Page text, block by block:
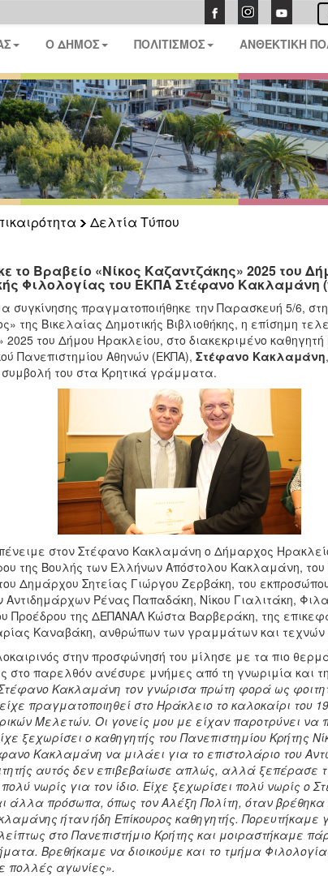
Ο ΔΗΜΟΣ ΠΟΛΙΤΙΣΜΟΣ ΑΝΘΕΚΤΙΚΗ
Δελτία Τύπου
το Βραβείο «Νίκος Καζαντζάκης» 2025 του
Φιλολογίας του ΕΚΠΑ Στέφανο Κακλαμάνη
συγκίνησης πραγματοποιήθηκε την Παρασκευή 5/6,
της Βικελαίας Δημοτικής Βιβλιοθήκης, η επίσημη
2025 του Δήμου Ηρακλείου, στο διακεκριμένο
Πανεπιστημίου Αθηνών (ΕΚΠΑ), Στέφανο Κακλαμάνη
του στα Κρητικά γράμματα.
στον Στέφανο Κακλαμάνη ο Δήμαρχος
της Βουλής των Ελλήνων Απόστολου Κακλαμάνη,
Δημάρχου Σητείας Γιώργου Ζερβάκη, του
Αντιδημάρχων Ρένας Παπαδάκη, Νίκου Γιαλιτάκη,
Προέδρου της ΔΕΠΑΝΑΛ Κώστα Βαρβεράκη, της
Καναβάκη, ανθρώπων των γραμμάτων και τεχνών
στην προσφώνησή του μίλησε με τα πιο
στο παρελθόν ανέσυρε μνήμες από τη γνωριμία και
Κακλαμάνη τον γνώρισα πρώτη φορά ως
πραγματοποιηθεί στο Ηράκλειο το καλοκαίρι
Μελετών. Οι γονείς μου με είχαν παροτρύνει
ξεχωρίσει ο καθηγητής του Πανεπιστημίου Κρήτης
Κακλαμάνη να μιλάει για το επιστολάριο του
αυτός δεν επιβεβαίωσε απλώς, αλλά ξεπέρασε
πολύ νωρίς για τον ίδιο. Είχε ξεχωρίσει πολύ νωρίς
άλλα πρόσωπα, όπως τον Αλέξη Πολίτη, όταν βρέθηκα
ήταν ήδη Επίκουρος καθηγητής.
στο Πανεπιστήμιο Κρήτης και μοιραστήκαμε
Βρεθήκαμε να διοικούμε και το τμήμα
πολλές αγωνίες».